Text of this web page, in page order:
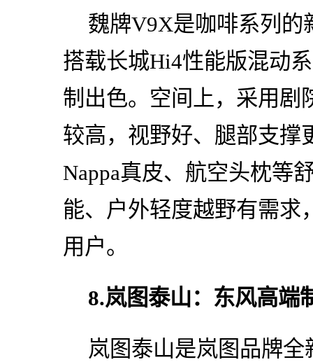
魏牌V9X是咖啡系列的
搭载长城Hi4性能版混动
制出色。空间上，采用剧
较高，视野好、腿部支撑
Nappa真皮、航空头枕等
能、户外轻度越野有需求
用户。
8.岚图泰山：东风高端
岚图泰山是岚图品牌